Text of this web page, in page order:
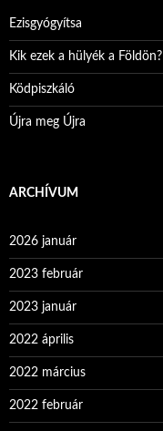
Ezisgyógyítsa
Kik ezek a hülyék a Földön?
Ködpiszkáló
Újra meg Újra
ARCHÍVUM
2026 január
2023 február
2023 január
2022 április
2022 március
2022 február